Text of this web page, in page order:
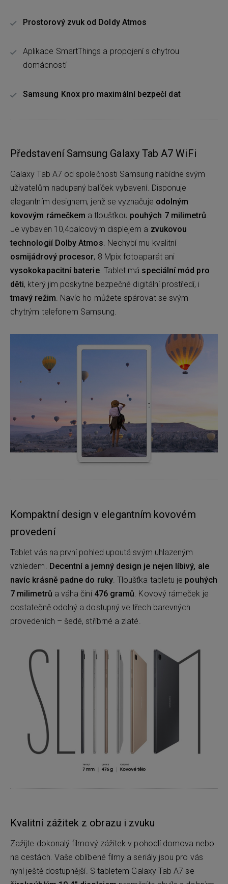
Prostorový zvuk od Doldy Atmos
Aplikace SmartThings a propojení s chytrou
domácností
Samsung Knox pro maximální bezpečí dat
Představení Samsung Galaxy Tab A7 WiFi
Galaxy Tab A7 od společnosti Samsung nabídne svým
uživatelům nadupaný balíček vybavení. Disponuje
elegantním designem, jenž se vyznačuje odolným
kovovým rámečkem a tloušťkou pouhých 7 milimetrů.
Je vybaven 10,4palcovým displejem a zvukovou
technologií Dolby Atmos. Nechybí mu kvalitní
osmijádrový procesor, 8 Mpix fotoaparát ani
vysokokapacitní baterie. Tablet má speciální mód pro
děti, který jim poskytne bezpečné digitální prostředí, i
tmavý režim. Navíc ho můžete spárovat se svým
chytrým telefonem Samsung.
Kompaktní design v elegantním kovovém
provedení
Tablet vás na první pohled upoutá svým uhlazeným
vzhledem. Decentní a jemný design je nejen líbivý, ale
navíc krásně padne do ruky. Tloušťka tabletu je pouhých
7 milimetrů a váha činí 476 gramů. Kovový rámeček je
dostatečně odolný a dostupný ve třech barevných
provedeních – šedé, stříbrné a zlaté.
Kvalitní zážitek z obrazu i zvuku
Zažijte dokonalý filmový zážitek v pohodlí domova nebo
na cestách. Vaše oblíbené filmy a seriály jsou pro vás
nyní ještě dostupnější. S tabletem Galaxy Tab A7 se